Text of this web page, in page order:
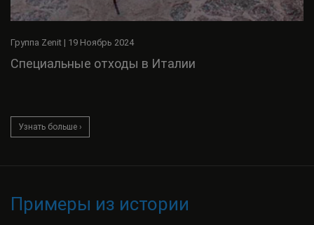
Группа Zenit | 19 Ноябрь 2024
Специальные отходы в Италии
Узнать больше ›
Примеры из истории